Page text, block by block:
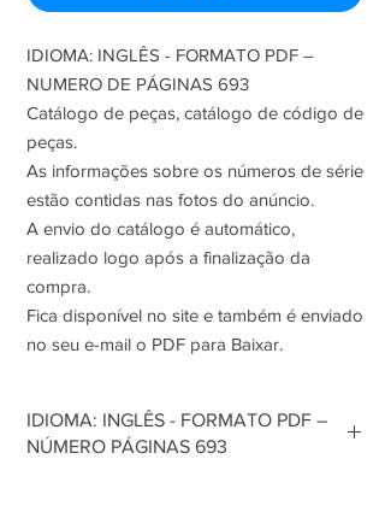
IDIOMA: INGLÊS - FORMATO PDF –
NUMERO DE PÁGINAS 693
Catálogo de peças, catálogo de código de
peças.
As informações sobre os números de série
estão contidas nas fotos do anúncio.
A envio do catálogo é automático,
realizado logo após a finalização da
compra.
Fica disponível no site e também é enviado
no seu e-mail o PDF para Baixar.
IDIOMA: INGLÊS - FORMATO PDF –
NÚMERO PÁGINAS 693